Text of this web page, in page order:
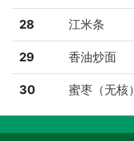
28 江米条
29 香油炒面
30 蜜枣（无核）